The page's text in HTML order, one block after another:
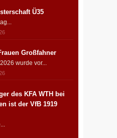
Ü35
Großfahner
wurde vor...
des KFA WTH bei
ist der VfB 1919